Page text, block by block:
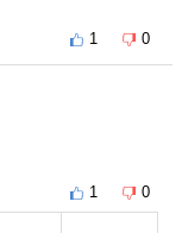
1 0
1 0